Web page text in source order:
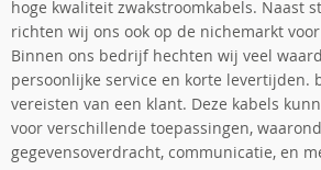
hoge kwaliteit zwakstroomkabels. Naast
richten wij ons ook op de nichemarkt
Binnen ons bedrijf hechten wij veel
persoonlijke service en korte levertijden.
vereisten van een klant. Deze kabels
voor verschillende toepassingen,
gegevensoverdracht, communicatie, en